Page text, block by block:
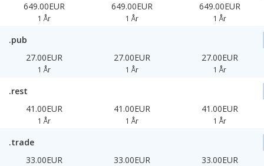
649.00EUR
1 År
649.00EUR
1 År
649.00EUR
1 År
.pub
27.00EUR
1 År
27.00EUR
1 År
27.00EUR
1 År
.rest
41.00EUR
1 År
41.00EUR
1 År
41.00EUR
1 År
.trade
33.00EUR
33.00EUR 33.00EUR